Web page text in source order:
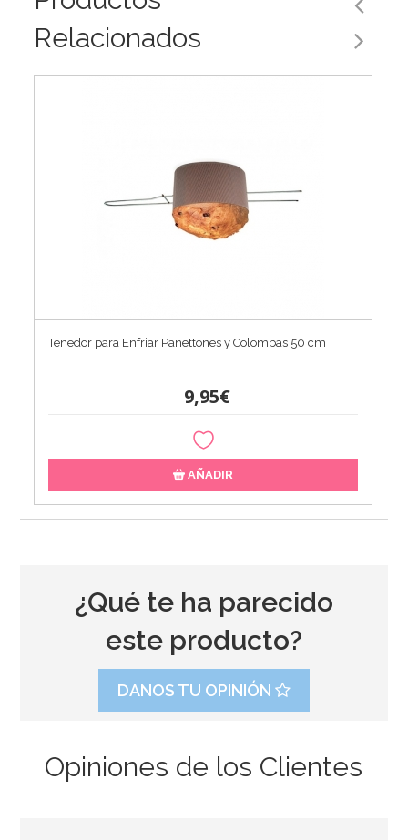
Relacionados
Tenedor para Enfriar Panettones y Colombas 50 cm
9,95€
AÑADIR
¿Qué te ha parecido
este producto?
DANOS TU OPINIÓN
Opiniones de los Clientes